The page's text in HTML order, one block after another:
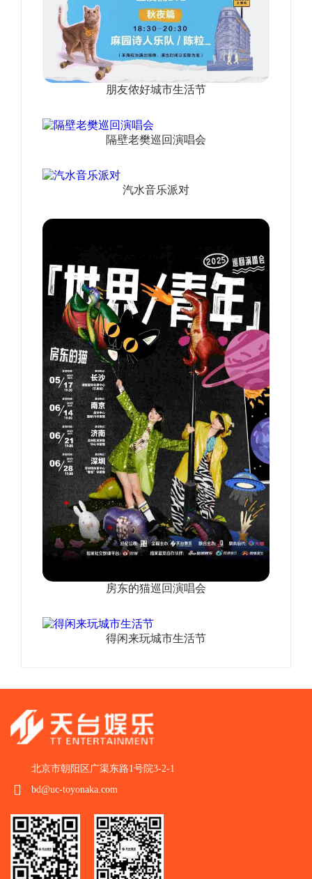
朋友侬好城市生活节
隔壁老樊巡回演唱会
汽水音乐派对
房东的猫巡回演唱会
得闲来玩城市生活节
北京市朝阳区广渠东路1号院3-2-1
bd@uc-toyonaka.com